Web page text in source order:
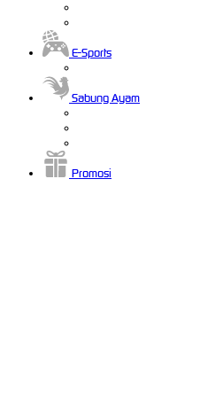
E-Sports
Sabung Ayam
Promosi